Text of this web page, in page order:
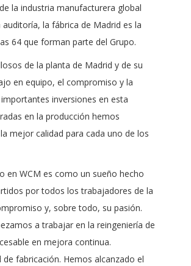
la industria manufacturera global
la fábrica de Madrid es la
64 que forman parte del Grupo.
de la planta de Madrid y de su
en equipo, el compromiso y la
inversiones en esta
en la producción hemos
mejor calidad para cada uno de los
en WCM es como un sueño hecho
por todos los trabajadores de la
y, sobre todo, su pasión.
a trabajar en la reingeniería de
en mejora continua.
fabricación. Hemos alcanzado el